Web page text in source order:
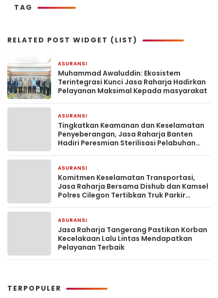
TAG
RELATED POST WIDGET (LIST)
ASURANSI
Muhammad Awaluddin: Ekosistem
Terintegrasi Kunci Jasa Raharja Hadirkan
Pelayanan Maksimal Kepada masyarakat
ASURANSI
Tingkatkan Keamanan dan Keselamatan
Penyeberangan, Jasa Raharja Banten
Hadiri Peresmian Sterilisasi Pelabuhan
ASURANSI
Komitmen Keselamatan Transportasi,
Jasa Raharja Bersama Dishub dan Kamsel
Polres Cilegon Tertibkan Truk Parkir
ASURANSI
Jasa Raharja Tangerang Pastikan Korban
Kecelakaan Lalu Lintas Mendapatkan
Pelayanan Terbaik
TERPOPULER